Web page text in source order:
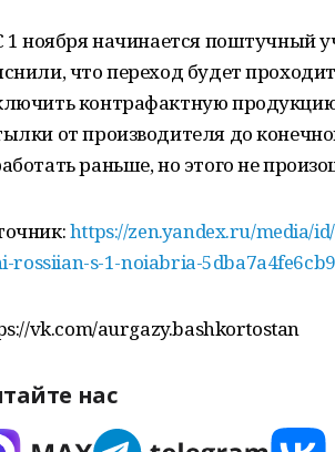
1 ноября начинается поштучный
что переход будет
контрафактную
от производителя до
раньше, но этого не
https://zen.yandex.ru/media/
rossiian-s-1-noiabria-
vk.com/aurgazy.bashkortostan
нас